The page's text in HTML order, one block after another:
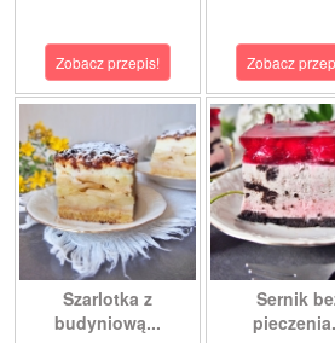
Zobacz przepis! Zobacz
Szarlotka z
budyniową...
Sernik